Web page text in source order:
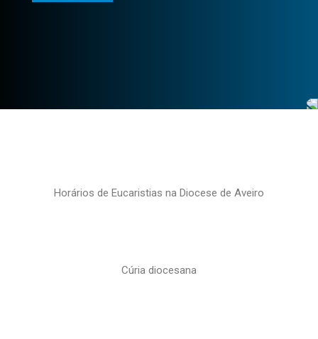
Horários de Eucaristias na Diocese de Aveiro
Cúria diocesana